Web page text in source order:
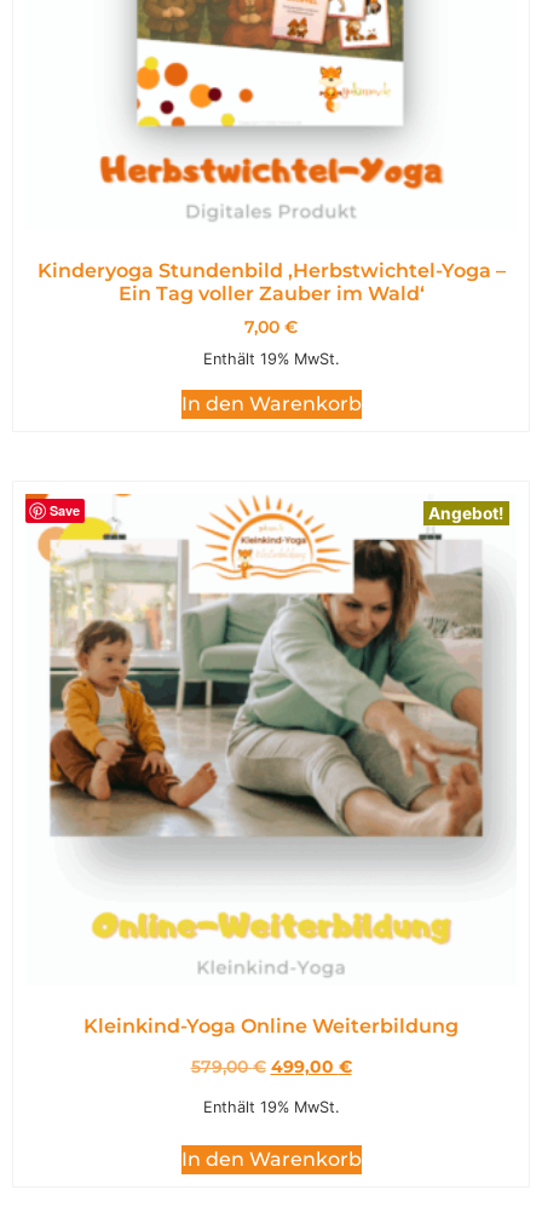
Kinderyoga Stundenbild ,Herbstwichtel-Yoga –
Ein Tag voller Zauber im Wald‘
7,00 €
Enthält 19% MwSt.
In den Warenkorb
Save Angebot!
Kleinkind-Yoga Online Weiterbildung
579,00€ 499,00 €
Enthält 19% MwSt.
In den Warenkorb